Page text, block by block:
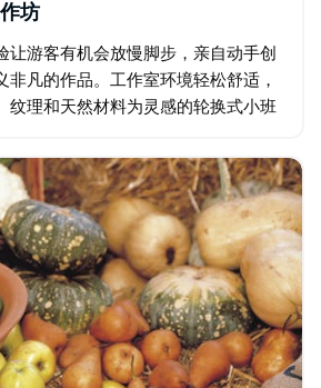
坊
让游客有机会放慢脚步，亲自动手创
非凡的作品。工作室环境轻松舒适，
纹理和天然材料为灵感的轮换式小班
富多样，从金属丝雕塑…